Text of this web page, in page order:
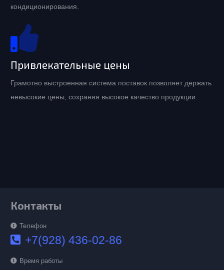
кондиционирования.
Привлекательные цены
Грамотно выстроенная система поставок позволяет держать
невысокие цены, сохраняя высокое качество продукции.
Контакты
Телефон
+7(928) 436-02-86
Время работы